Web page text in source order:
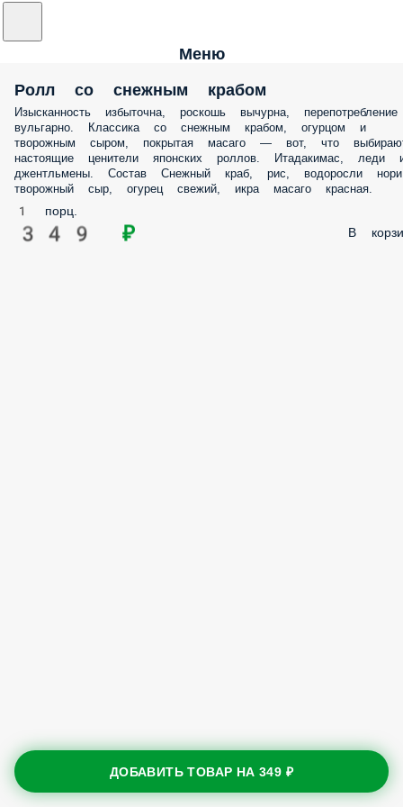
Меню
Ролл со снежным крабом
Изысканность избыточна, роскошь вычурна, перепотребление
вульгарно. Классика со снежным крабом, огурцом и
творожным сыром, покрытая масаго — вот, что
настоящие ценители японских роллов. Итадакимас, леди
джентльмены. Состав Снежный краб, рис, водоросли
творожный сыр, огурец свежий, икра масаго красная.
1 порц.
349 ₽ В
ДОБАВИТЬ ТОВАР НА349 ₽